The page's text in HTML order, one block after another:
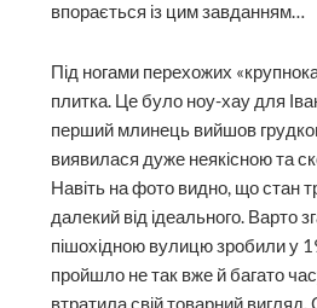
впорається із цим завданням…
Під ногами перехожих
плитка. Це було ноу-хау для
перший млинець вийшов
виявилася дуже неякісною та
Навіть на фото видно, що стан
далекий від ідеального. Варто
пішохідною вулицю зробили у
пройшло не так вже й багато
втратила свій товарний вигляд.